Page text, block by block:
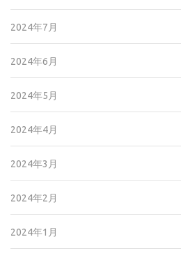
2024年7月
2024年6月
2024年5月
2024年4月
2024年3月
2024年2月
2024年1月